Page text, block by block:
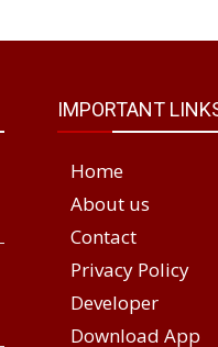
IMPORTANT
Home
About us
Contact
Privacy Policy
Developer
Download App